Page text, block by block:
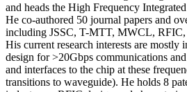
and heads the High Frequency
He co-authored 50 journal papers and
including JSSC, T-MTT, MWCL,
His current research interests are
design for >20Gbps communications
and interfaces to the chip at these
transitions to waveguide). He holds 8